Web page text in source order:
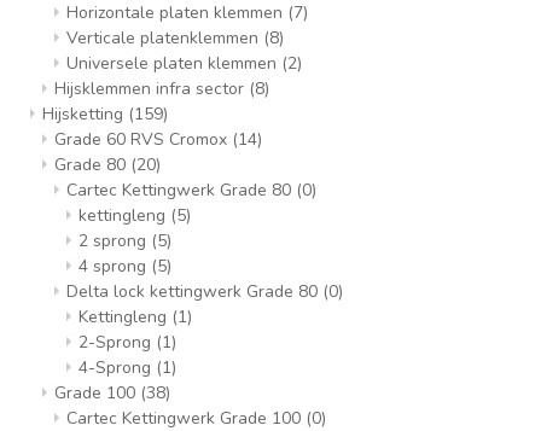
Horizontale platen klemmen (7)
Verticale platenklemmen (8)
Universele platen klemmen (2)
Hijsklemmen infra sector (8)
Hijsketting (159)
Grade 60 RVS Cromox (14)
Grade 80 (20)
Cartec Kettingwerk Grade 80 (0)
kettingleng (5)
2 sprong (5)
4 sprong (5)
Delta lock kettingwerk Grade 80 (0)
Kettingleng (1)
2-Sprong (1)
4-Sprong (1)
Grade 100 (38)
Cartec Kettingwerk Grade 100 (0)